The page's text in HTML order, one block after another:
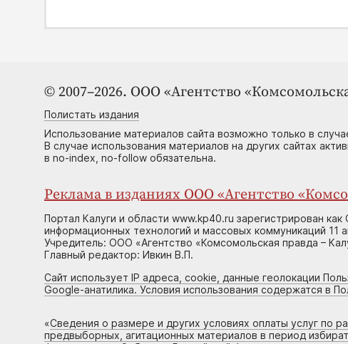
© 2007–2026. ООО «Агентство
Полистать издания
Использование материалов сайта возможно только в
В случае использования материалов на других сайтах
в no-index, no-follow обязательна.
Реклама в изданиях ООО «Агентство
Портал Калуги и области www.kp40.ru зарегистрирован
информационных технологий и массовых коммуникаций
Учредитель: ООО «Агентство «Комсомольская правда –
Главный редактор: Ивкин В.П.
Сайт использует IP адреса, cookie, данные геолокации
Google-анатилика. Условия использования содержатся в
«Сведения о размере и других условиях оплаты услуг по
предвыборных, агитационных материалов в период